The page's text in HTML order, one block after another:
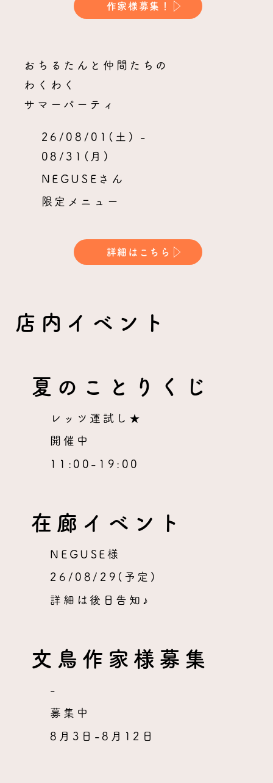
作家様募集！
おちるたんと仲間たちの
わくわく
サマーパーティ
26/08/01(土) -
08/31(月)
NEGUSEさん
限定メニュー
詳細はこちら
店内イベント
夏のことりくじ
レッツ運試し★
開催中
11:00-19:00
在廊イベント
NEGUSE様
26/08/29(予定)
詳細は後日告知♪
文鳥作家様募集
-
募集中
8月3日-8月12日